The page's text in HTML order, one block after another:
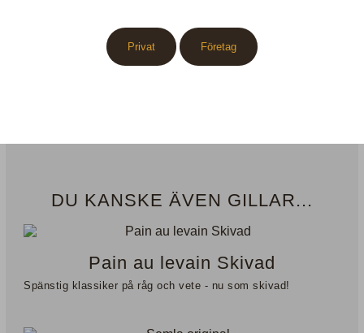
Återförsäljare
DU KANSKE ÄVEN GILLAR...
Pain au levain Skivad
Spänstig klassiker på råg och vete - nu som skivad!
Privat Företag